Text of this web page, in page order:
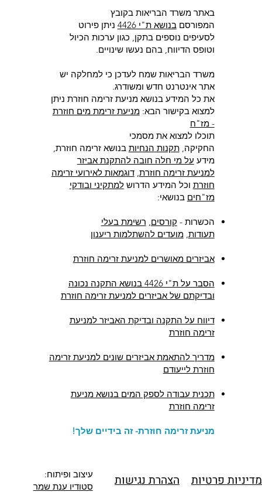
באתר משרד הבריאות בקובץ
המפורסםבנושא ת"י 4426
ניתן פירוט
לסעיפים נוספים בתקן, כגון ערכות הכיול
וטופס הדיווח, בהם נעשו שינויים.
משרד הבריאות שמח לעדכן כי למחלקה יש
אתר אינטרנט חדש ומשודרג.
את כל המידע בנושא מניעת זרימה חוזרת ניתן
למצוא בקישור הבא:מניעת זרימת מים חוזרת
- מז"ח
תוכלו למצוא את מסמכי
החקיקה,תקנות הנחיות בנושא זרימה חוזרת,
מידע על מי חלה חובה להתקנת אביזר
למניעת זרימה חוזרת,דוגמאות לאירועי זרימה
חוזרת וכל המידע הדרושלמתקיני ובודקי
מז"חים בנושאי:
הכשרות - קורסים, רשימת בעלי
תעודות,מועדים להשתלמות ריענון
אביזרים מאושרים למניעת זרימה חוזרת
הסבר על ת"י 4426 בנושא התקנה נכונה
ובדיקתם של אביזרים למניעת זרימה חוזרת
דיווח על התקנה ובדיקת האביזר למניעת
זרימה חוזרת
מדריך להתאמת אביזרים שונים למניעת זרימה
חוזרת לייעודם
תכנית עבודה לספק המים בנושא מניעת
זרימה חוזרת
מניעת זרימה חוזרת- זה בידיים שלך!
עיצוב ופיתוח:
סטודיו ענת שמר
מדיניות פרטיות הצהרת נגישות